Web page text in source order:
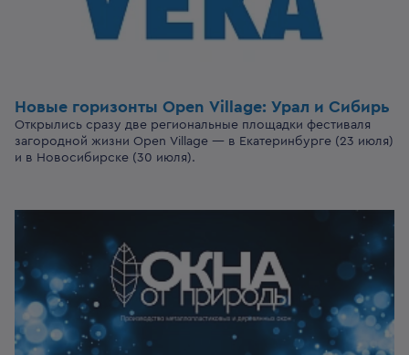
Новые горизонты Open Village: Урал и Сибирь
Открылись сразу две региональные площадки фестиваля
загородной жизни Open Village — в Екатеринбурге (23 июля)
и в Новосибирске (30 июля).